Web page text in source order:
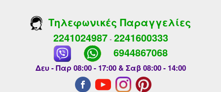
Τηλεφωνικές Παραγγελίες
2241024987- 2241600333
6944867068
Δευ - Παρ 08:00 - 17:00 & Σαβ 08:00 - 14:00